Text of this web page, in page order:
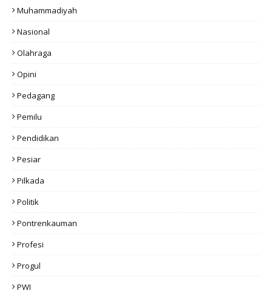
Muhammadiyah
Nasional
Olahraga
Opini
Pedagang
Pemilu
Pendidikan
Pesiar
Pilkada
Politik
Pontrenkauman
Profesi
Progul
PWI